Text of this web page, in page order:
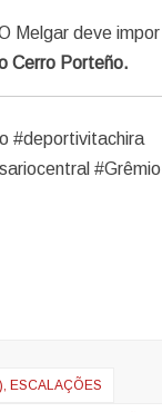
Melgar deve impor
Cerro Porteño.
#deportivitachira
#Grêmio
ESCALAÇÕES